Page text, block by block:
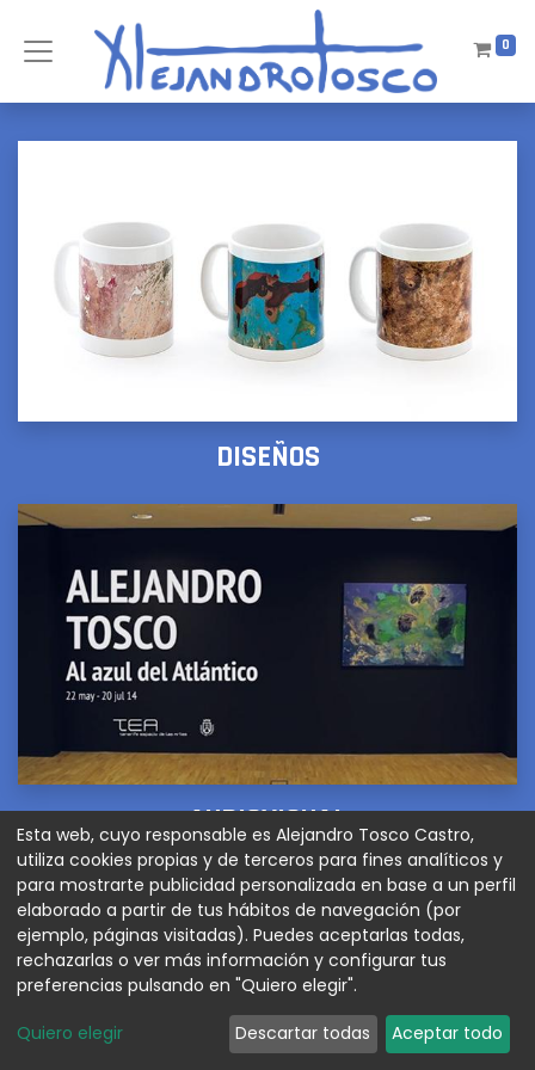
0
DISEÑOS
AUDIOVISUAL
Esta web, cuyo responsable es Alejandro Tosco Castro,
utiliza cookies propias y de terceros para fines analíticos y
para mostrarte publicidad personalizada en base a un perfil
elaborado a partir de tus hábitos de navegación (por
ejemplo, páginas visitadas). Puedes aceptarlas todas,
rechazarlas o ver más información y configurar tus
preferencias pulsando en "Quiero elegir".
Quiero elegir Descartar todas Aceptar todo